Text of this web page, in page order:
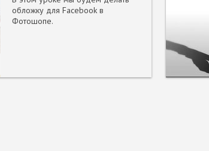
обложку для Facebook в
Фотошопе.